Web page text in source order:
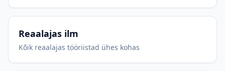
Reaalajas ilm
Kõik reaalajas tööriistad ühes kohas